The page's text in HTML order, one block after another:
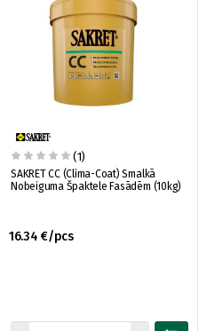
(1)
SAKRET CC (Clima-Coat) Smalkā
Nobeiguma Špaktele Fasādēm (10kg)
16.34 €/pcs